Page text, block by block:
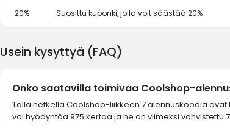
20% Suosittu kuponki, jolla voit säästää 20%
Usein kysyttyä (FAQ)
Onko saatavilla toimivaa Coolshop-
Tällä hetkellä Coolshop-liikkeen 7 alennuskoodia
voi hyödyntää 975 kertaa ja ne on viimeksi vahvistettu